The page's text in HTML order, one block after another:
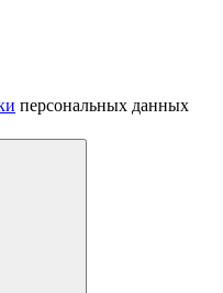
персональных данных